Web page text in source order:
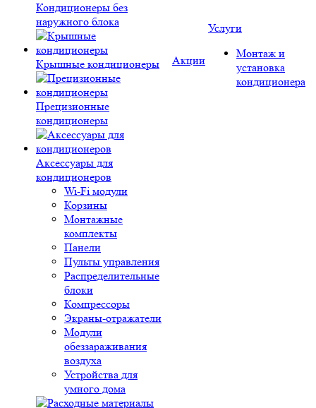
Кондиционеры без
наружного блока
Крышные кондиционеры
Прецизионные
кондиционеры
Аксессуары для
кондиционеров
Wi-Fi модули
Корзины
Монтажные
комплекты
Панели
Пульты управления
Распределительные
блоки
Компрессоры
Экраны-отражатели
Модули
обеззараживания
воздуха
Устройства для
умного дома
Акции
Услуги
Монтаж и
установка
кондиционера